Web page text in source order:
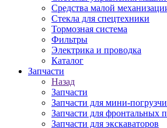
Средства малой
Стекла для спецтехники
Тормозная система
Фильтры
Электрика и проводка
Каталог
Запчасти
Назад
Запчасти
Запчасти для мини-
Запчасти для фронтальных
Запчасти для экскаваторов